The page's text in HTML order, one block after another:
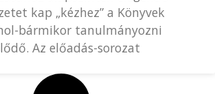
kap „kézhez” a Könyvek
bármikor tanulmányozni
Az előadás-sorozat